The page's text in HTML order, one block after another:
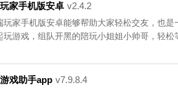
家手机版安卓 v2.4.2
玩家手机版安卓能够帮助大家轻松交友，也
玩游戏，组队开黑的陪玩小姐姐小帅哥，轻松
欢迎大家下载资源均来自官网，请放心下载。
戏助手app v7.9.8.4